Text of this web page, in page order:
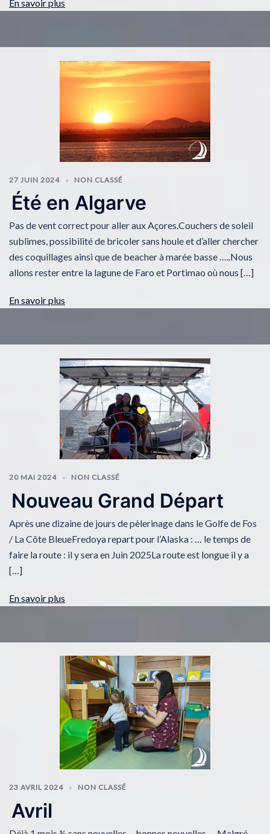
En savoir plus
27 JUIN 2024 NON CLASSÉ
Été en Algarve
Pas de vent correct pour aller aux Açores.Couchers de soleil
sublimes, possibilité de bricoler sans houle et d’aller chercher
des coquillages ainsi que de beacher à marée basse …..Nous
allons rester entre la lagune de Faro et Portimao où nous […]
En savoir plus
20 MAI 2024 NON CLASSÉ
Nouveau Grand Départ
Après une dizaine de jours de pèlerinage dans le Golfe de Fos
/ La Côte BleueFredoya repart pour l’Alaska : … le temps de
faire la route : il y sera en Juin 2025La route est longue il y a
[…]
En savoir plus
23 AVRIL 2024 NON CLASSÉ
Avril